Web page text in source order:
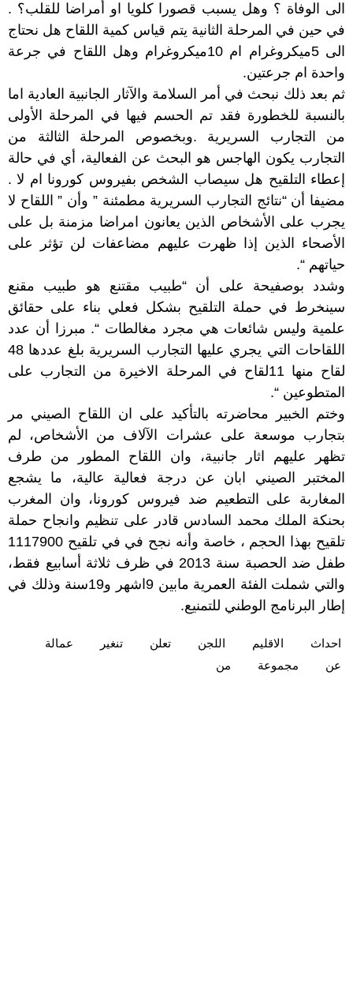
الى الوفاة ؟ وهل يسبب قصورا كلويا او أمراضا للقلب؟ .
في حين في المرحلة الثانية يتم قياس كمية اللقاح هل نحتاج
الى 5ميكروغرام ام 10ميكروغرام وهل اللقاح في جرعة
واحدة ام جرعتين.
ثم بعد ذلك نبحث في أمر السلامة والآثار الجانبية العادية اما
بالنسبة للخطورة فقد تم الحسم فيها في المرحلة الأولى
من التجارب السريرية .وبخصوص المرحلة الثالثة من
التجارب يكون الهاجس هو البحث عن الفعالية، أي في حالة
إعطاء التلقيح هل سيصاب الشخص بفيروس كورونا ام لا .
مضيفا أن “نتائج التجارب السريرية مطمئنة ” وأن ” اللقاح لا
يجرب على الأشخاص الذين يعانون امراضا مزمنة بل على
الأصحاء الذين إذا ظهرت عليهم مضاعفات لن تؤثر على
حياتهم “.
وشدد بوصفيحة على أن “طبيب مقتنع هو طبيب مقنع
سينخرط في حملة التلقيح بشكل فعلي بناء على حقائق
علمية وليس شائعات هي مجرد مغالطات “. مبرزا أن عدد
اللقاحات التي يجري عليها التجارب السريرية بلغ عددها 48
لقاح منها 11لقاح في المرحلة الاخيرة من التجارب على
المتطوعين “.
وختم الخبير محاضرته بالتأكيد على ان اللقاح الصيني مر
بتجارب موسعة على عشرات الآلاف من الأشخاص، لم
تظهر عليهم اثار جانبية، وان اللقاح المطور من طرف
المختبر الصيني ابان عن درجة فعالية عالية، ما يشجع
المغاربة على التطعيم ضد فيروس كورونا، وان المغرب
بحنكة الملك محمد السادس قادر على تنظيم وانجاح حملة
تلقيح بهذا الحجم ، خاصة وأنه نجح في في تلقيح 1117900
طفل ضد الحصبة سنة 2013 في ظرف ثلاثة أسابيع فقط،
والتي شملت الفئة العمرية مابين 9اشهر و19سنة وذلك في
إطار البرنامج الوطني للتمنيع.
احداث الاقليم اللجن تعلن تنغير
عمالة
عن
مجموعة من